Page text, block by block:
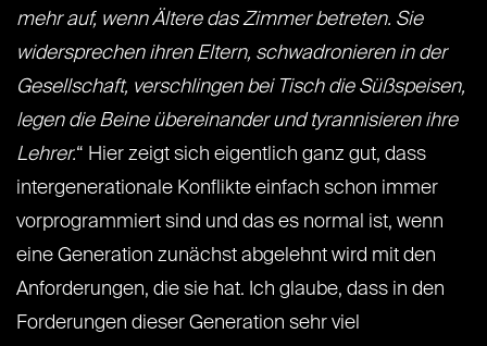
mehr auf, wenn Ältere das Zimmer betreten. Sie
widersprechen ihren Eltern, schwadronieren in der
Gesellschaft, verschlingen bei Tisch die Süßspeisen,
legen die Beine übereinander und tyrannisieren ihre
Lehrer.“ Hier zeigt sich eigentlich ganz gut, dass
intergenerationale Konflikte einfach schon immer
vorprogrammiert sind und das es normal ist, wenn
eine Generation zunächst abgelehnt wird mit den
Anforderungen, die sie hat. Ich glaube, dass in den
Forderungen dieser Generation sehr viel